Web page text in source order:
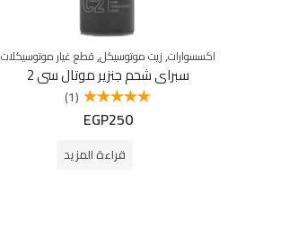
اكسسوارات,زيت موتوسيكل,قطع غيار موتوسيكلات
سبراى شحم جنزير موتال سي 2
5.00من 5
(1)
EGP250
قراءة المزيد